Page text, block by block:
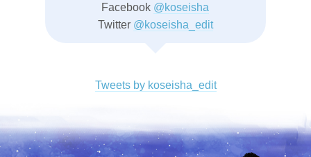
Facebook @koseisha
Twitter @koseisha_edit
Tweets by koseisha_edit